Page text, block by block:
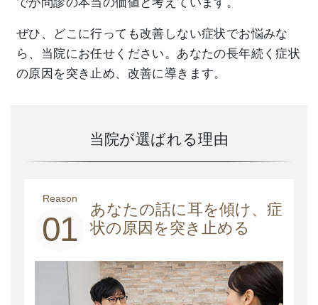
でが問診の本当の価値と考えています。
ぜひ、どこに行っても改善しない症状でお悩みな
ら、当院にお任せください。あなたの長年続く症状
の原因を突き止め、改善に導きます。
当院が選ばれる理由
Reason
01
あなたの話に耳を傾け、症
状の原因を突き止める